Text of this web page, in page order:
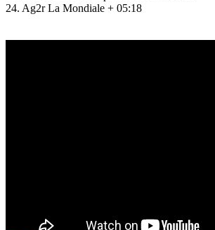
24. Ag2r La Mondiale + 05:18